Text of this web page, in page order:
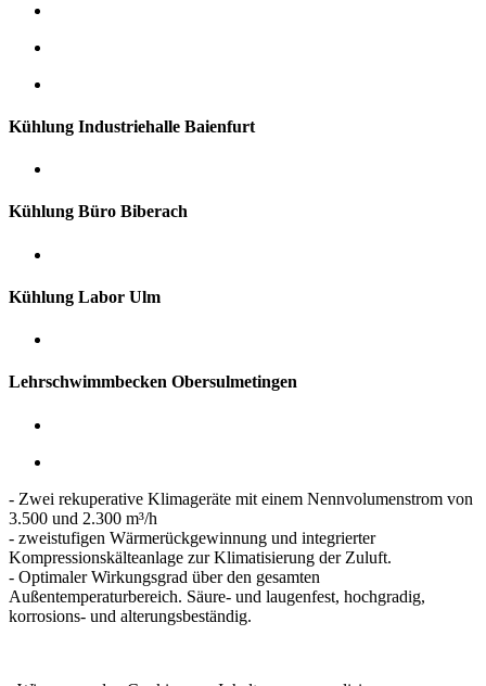
Kühlung Industriehalle Baienfurt
Kühlung Büro Biberach
Kühlung Labor Ulm
Lehrschwimmbecken Obersulmetingen
- Zwei rekuperative Klimageräte mit einem Nennvolumenstrom von
3.500 und 2.300 m³/h
- zweistufigen Wärmerückgewinnung und integrierter
Kompressionskälteanlage zur Klimatisierung der Zuluft.
- Optimaler Wirkungsgrad über den gesamten
Außentemperaturbereich. Säure- und laugenfest, hochgradig,
korrosions- und alterungsbeständig.